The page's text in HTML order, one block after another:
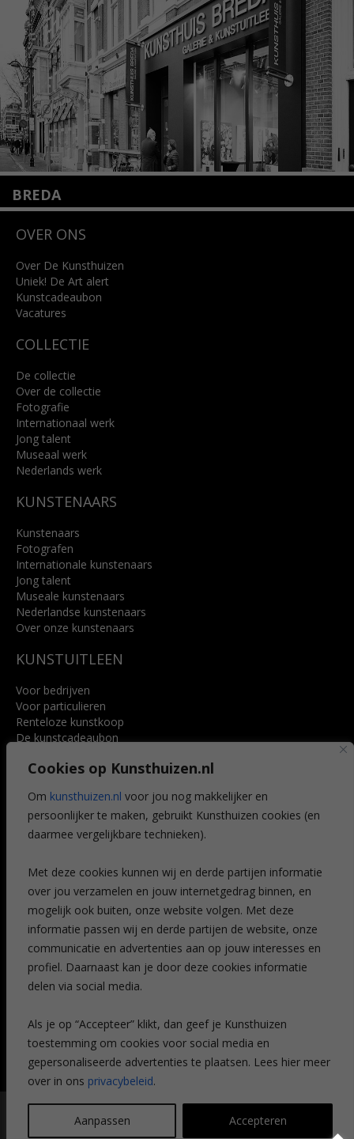
Cookies op Kunsthuizen.nl
Om kunsthuizen.nl voor jou nog makkelijker en
persoonlijker te maken, gebruikt Kunsthuizen cookies (en
daarmee vergelijkbare technieken).
Met deze cookies kunnen wij en derde partijen informatie
over jou verzamelen en jouw internetgedrag binnen, en
mogelijk ook buiten, onze website volgen. Met deze
informatie passen wij en derde partijen de website, onze
communicatie en advertenties aan op jouw interesses en
profiel. Daarnaast kan je door deze cookies informatie
delen via social media.
Als je op “Accepteer” klikt, dan geef je Kunsthuizen
toestemming om cookies voor social media en
gepersonaliseerde advertenties te plaatsen. Lees hier meer
over in ons privacybeleid.
Aanpassen Accepteren
info@kunsthuisamsterdam.nl
Lees meer
BREDA
4818 SB Breda
info@kunsthuisbreda.nl
Lees meer
OVER ONS
Over De Kunsthuizen
Uniek! De Art alert
Kunstcadeaubon
Vacatures
COLLECTIE
De collectie
Over de collectie
Fotografie
Internationaal werk
Jong talent
Museaal werk
Nederlands werk
KUNSTENAARS
Kunstenaars
Fotografen
Internationale kunstenaars
Jong talent
Museale kunstenaars
Nederlandse kunstenaars
Over onze kunstenaars
KUNSTUITLEEN
Voor bedrijven
Voor particulieren
Renteloze kunstkoop
De kunstcadeaubon
Voordelen
Veelgestelde vragen
CONTACT
Leiden
Amsterdam
Breda
Favorieten
Mijn art alert
NIEUWSBRIEF
© Kunsthuizen 2026 All rights reserved | Disclaimer|
statement
Legit